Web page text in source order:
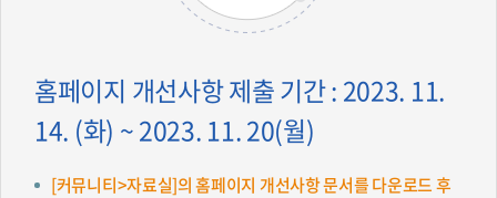
홈페이지 개선사항 제출 기간 : 2023. 11.
14. (화) ~ 2023. 11. 20(월)
[커뮤니티>자료실]의 홈페이지 개선사항 문서를 다운로드 후